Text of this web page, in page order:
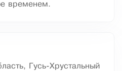
временем.
Гусь-Хрустальный